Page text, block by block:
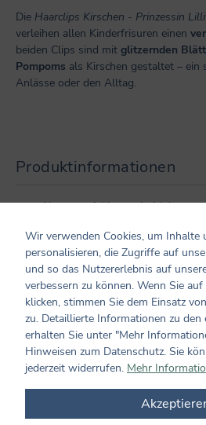
Die Haarclips Kirschen - Prinzessin
verleihen allen Kinderfrisuren einen
beiden Clips sind mit glitzernden
Pompoms als Kirschen gestaltet –
Anlässe oder den Alltag.
Produktinformationen
Altersempfehlung: ab 4 Jahren
Verarbeitung: textile Pompoms
Hersteller und verantwortliche
Coppenrath Verlag GmbH & Co.
Hafenweg 30
48155 Münster
info@coppenrath.de
Kundenmeinungen
0 von 0 Bewertungen
Wir verwenden Cookies, um Inhalte
personalisieren, die Zugriffe auf
und so das Nutzererlebnis auf
verbessern zu können. Wenn Sie
klicken, stimmen Sie dem Einsatz
zu. Detaillierte Informationen zu den
erhalten Sie unter "Mehr
Hinweisen zum Datenschutz. Sie
jederzeit widerrufen. Mehr